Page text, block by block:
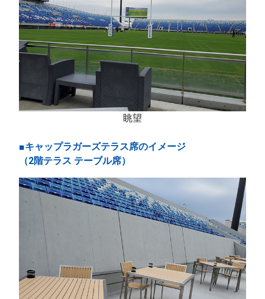
眺望
■キャップラガーズテラス席のイメージ
（2階テラス テーブル席）